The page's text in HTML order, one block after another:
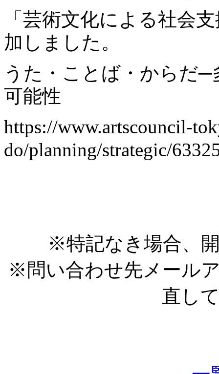
「芸術文化による社会
加しました。
うた・ことば・からだ
可能性
https://www.artscouncil-
do/planning/strategic/
※特記なき場合、
※問い合わせ先メール
直し